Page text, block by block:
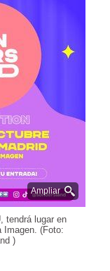
Ampliar
tendrá lugar en
Imagen. (Foto:
)